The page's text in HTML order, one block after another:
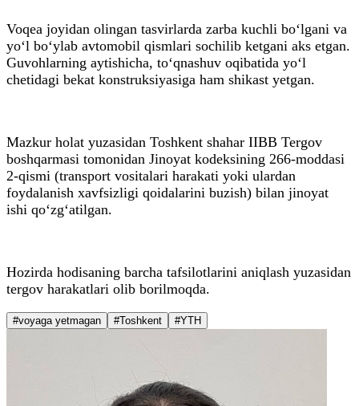
Voqea joyidan olingan tasvirlarda zarba kuchli bo‘lgani va
yo‘l bo‘ylab avtomobil qismlari sochilib ketgani aks etgan.
Guvohlarning aytishicha, to‘qnashuv oqibatida yo‘l
chetidagi bekat konstruksiyasiga ham shikast yetgan.
Mazkur holat yuzasidan Toshkent shahar IIBB Tergov
boshqarmasi tomonidan Jinoyat kodeksining 266-moddasi
2-qismi (transport vositalari harakati yoki ulardan
foydalanish xavfsizligi qoidalarini buzish) bilan jinoyat
ishi qo‘zg‘atilgan.
Hozirda hodisaning barcha tafsilotlarini aniqlash yuzasidan
tergov harakatlari olib borilmoqda.
#voyaga yetmagan #Toshkent #YTH